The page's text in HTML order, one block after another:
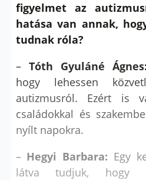
figyelmet az
hatása van annak,
tudnak róla?
– Tóth Gyuláné Ágnes:
hogy lehessen
autizmusról. Ezért is
családokkal és
nyílt napokra.
– Hegyi Barbara: Egy
látva tudjuk, hogy